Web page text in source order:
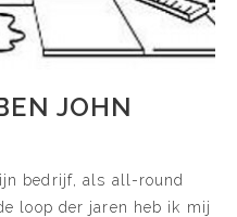
JOHN
bedrijf, als all-round
loop der jaren heb ik mij